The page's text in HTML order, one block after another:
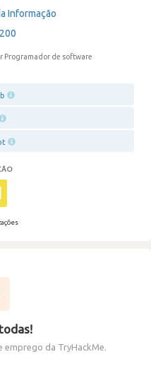
Informação
Programador de software
emprego da TryHackMe.